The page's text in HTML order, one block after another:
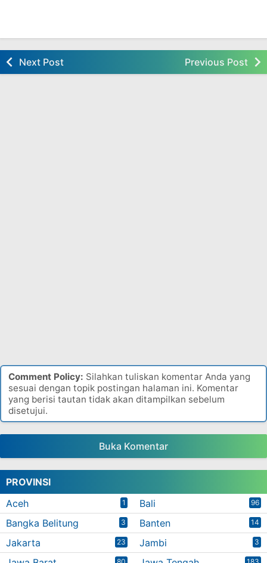
Next Post Previous Post
Comment Policy: Silahkan tuliskan komentar Anda yang
sesuai dengan topik postingan halaman ini. Komentar
yang berisi tautan tidak akan ditampilkan sebelum
disetujui.
Buka Komentar
PROVINSI
Aceh
1 Bali 96
Bangka Belitung 3 Banten 14
Jakarta 23 Jambi 3